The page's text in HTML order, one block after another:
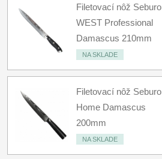
Filetovací nôž Seburo
WEST Professional
Damascus 210mm
NA SKLADE
Filetovací nôž Seburo
Home Damascus
200mm
NA SKLADE